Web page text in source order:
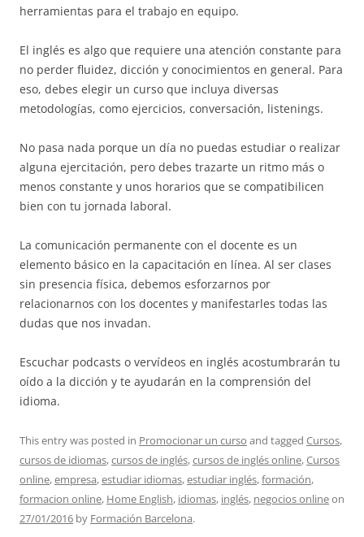
herramientas para el trabajo en equipo.
El inglés es algo que requiere una atención constante para
no perder fluidez, dicción y conocimientos en general. Para
eso, debes elegir un curso que incluya diversas
metodologías, como ejercicios, conversación, listenings.
No pasa nada porque un día no puedas estudiar o realizar
alguna ejercitación, pero debes trazarte un ritmo más o
menos constante y unos horarios que se compatibilicen
bien con tu jornada laboral.
La comunicación permanente con el docente es un
elemento básico en la capacitación en línea. Al ser clases
sin presencia física, debemos esforzarnos por
relacionarnos con los docentes y manifestarles todas las
dudas que nos invadan.
Escuchar podcasts o vervídeos en inglés acostumbrarán tu
oído a la dicción y te ayudarán en la comprensión del
idioma.
This entry was posted in Promocionar un curso and tagged Cursos,
cursos de idiomas,cursos de inglés,cursos de inglés online,Cursos
online,empresa,estudiar idiomas,estudiar inglés,formación,
formacion online, Home English, idiomas, inglés, negocios onlineon
27/01/2016 by Formación Barcelona.